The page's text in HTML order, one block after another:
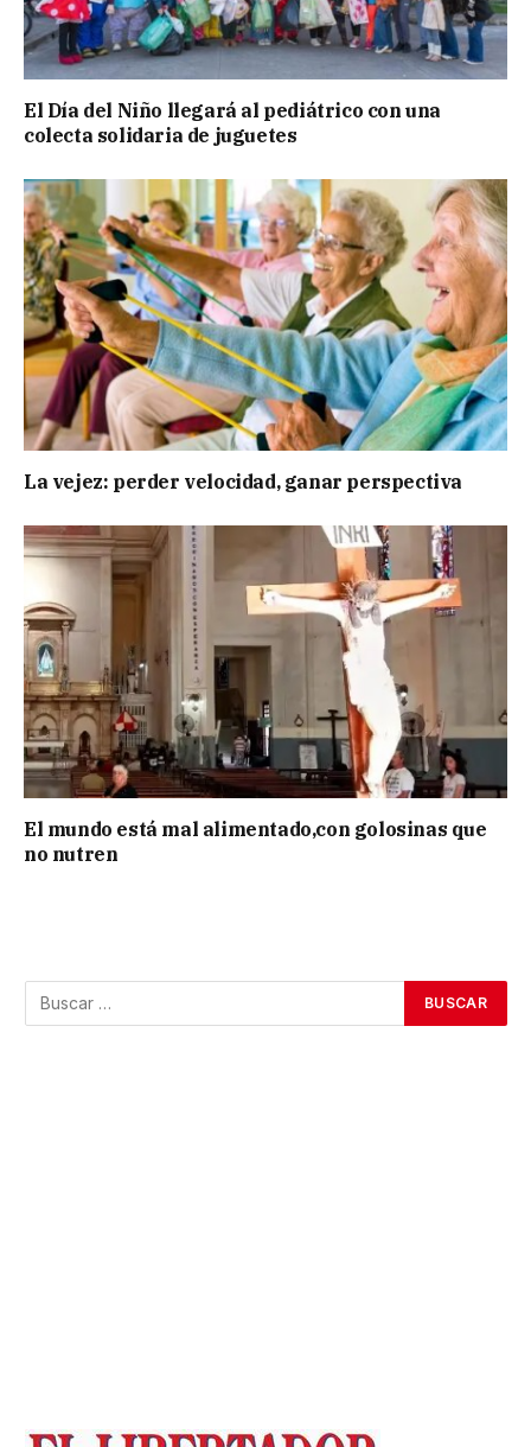
El Día del Niño llegará al pediátrico con una
colecta solidaria de juguetes
La vejez: perder velocidad, ganar perspectiva
El mundo está mal alimentado,con golosinas que
no nutren